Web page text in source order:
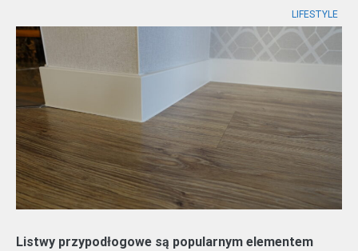
LIFESTYLE
Listwy przypodłogowe są popularnym elementem